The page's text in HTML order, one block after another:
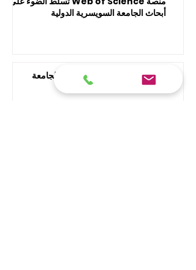
أبحاث الجامعة السويسرية الدولية
القبول مفتوح: انضم إلى مجتمع الجامعة
السويسرية الدولية المتميز